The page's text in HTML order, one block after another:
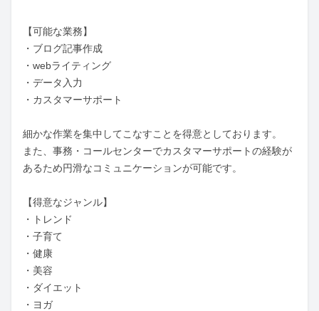
【可能な業務】
・ブログ記事作成
・webライティング
・データ入力
・カスタマーサポート
細かな作業を集中してこなすことを得意としております。
また、事務・コールセンターでカスタマーサポートの経験が
あるため円滑なコミュニケーションが可能です。
【得意なジャンル】
・トレンド
・子育て
・健康
・美容
・ダイエット
・ヨガ